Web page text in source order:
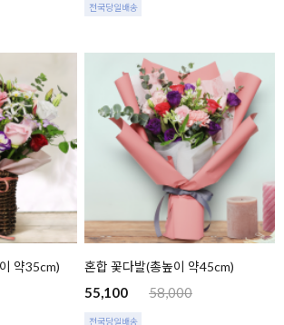
전국당일배송
약35cm) 혼합 꽃다발(총높이 약45cm)
55,100 58,000
전국당일배송